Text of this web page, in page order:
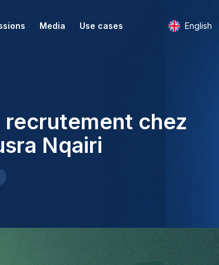
Media Use cases English
chez
Nqairi